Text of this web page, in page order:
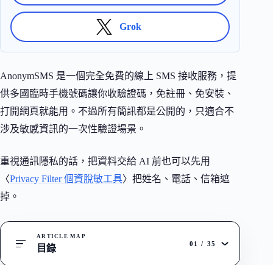
Grok
AnonymSMS 是一個完全免費的線上 SMS 接收服務，提
供多國臨時手機號碼讓你收驗證碼，免註冊、免安裝、
打開網頁就能用。不過所有簡訊都是公開的，只適合不
涉及敏感資訊的一次性驗證場景。
重視通訊隱私的話，把資料交給 AI 前也可以先用
〈Privacy Filter 個資脫敏工具〉把姓名、電話、信箱遮
掉。
ARTICLE MAP
目錄 01 / 35